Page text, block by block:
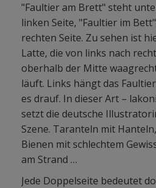
"Faultier am Brett" steht
linken Seite, "Faultier im
rechten Seite. Zu sehen ist
Latte, die von links nach
oberhalb der Mitte
läuft. Links hängt das
es drauf. In dieser Art –
setzt die deutsche
Szene. Taranteln mit
Bienen mit schlechtem
am Strand …
Jede Doppelseite bedeutet